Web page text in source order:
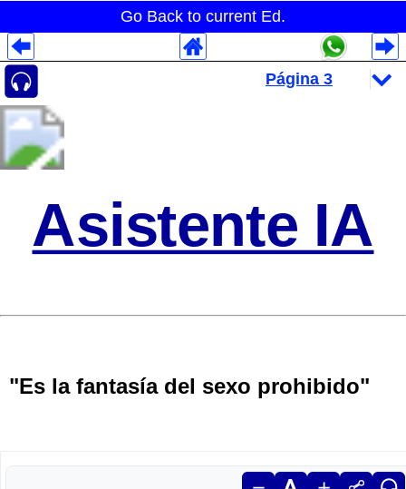
Go Back to current Ed.
Asistente IA
"Es la fantasía del sexo prohibido"
Despliegues Analytics
Despliegues Totales
Despliegues por Rubros